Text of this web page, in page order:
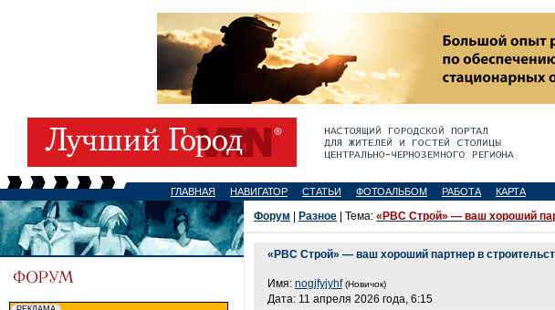
ГЛАВНАЯ НАВИГАТОР СТАТЬИ ФОТОАЛЬБОМ РАБОТА КАРТА
Форум Разное | Тема: «РВС Строй» — ваш хороший
«РВС Строй» — ваш хороший партнер в
Имя: nogjfyjyhf (Новичок)
Дата: 11 апреля 2026 года, 6:15